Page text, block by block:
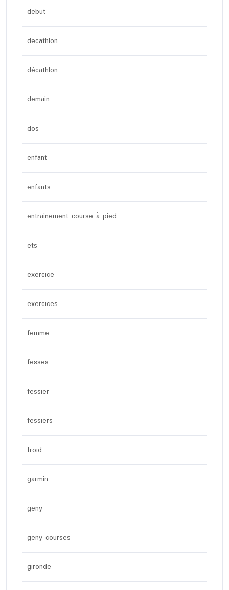
debut
decathlon
décathlon
demain
dos
enfant
enfants
entrainement course à pied
ets
exercice
exercices
femme
fesses
fessier
fessiers
froid
garmin
geny
geny courses
gironde